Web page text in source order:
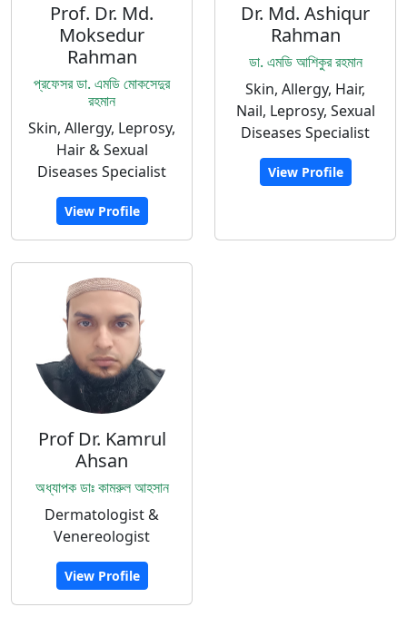
Prof. Dr. Md.
Moksedur
Rahman
প্রফেসর ডা. এমডি মোকসেদুর
রহমান
Skin, Allergy, Leprosy,
Hair & Sexual
Diseases Specialist
View Profile
Dr. Md. Ashiqur
Rahman
ডা. এমডি আশিকুর রহমান
Skin, Allergy, Hair,
Nail, Leprosy, Sexual
Diseases Specialist
View Profile
Prof Dr. Kamrul
Ahsan
অধ্যাপক ডাঃ কামরুল আহসান
Dermatologist &
Venereologist
View Profile